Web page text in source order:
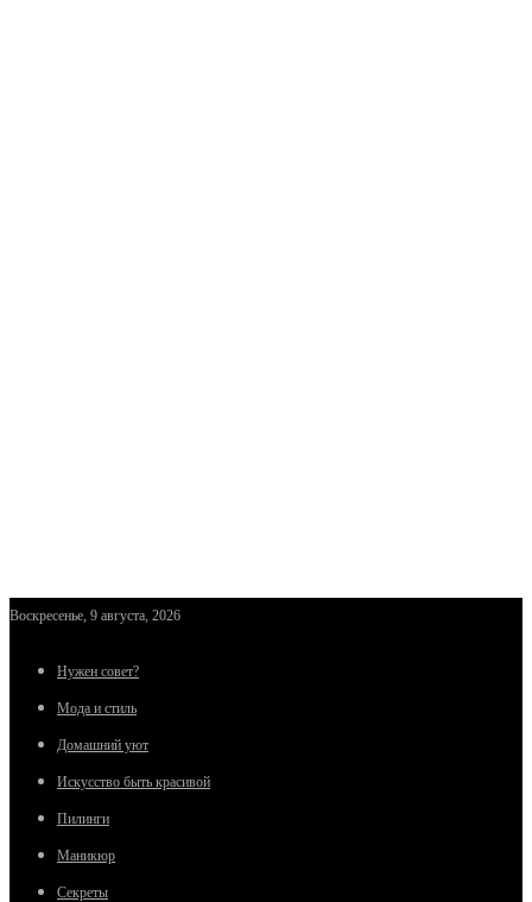
Воскресенье, 9 августа, 2026
Нужен совет?
Мода и стиль
Домашний уют
Искусство быть красивой
Пилинги
Маникюр
Секреты